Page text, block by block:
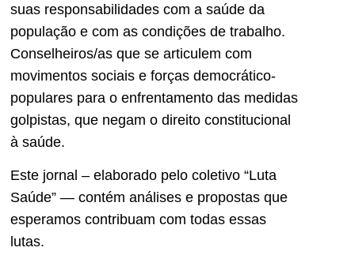
suas responsabilidades com a saúde da
população e com as condições de trabalho.
Conselheiros/as que se articulem com
movimentos sociais e forças democrático-
populares para o enfrentamento das medidas
golpistas, que negam o direito constitucional
à saúde.
Este jornal – elaborado pelo coletivo “Luta
Saúde” — contém análises e propostas que
esperamos contribuam com todas essas
lutas.